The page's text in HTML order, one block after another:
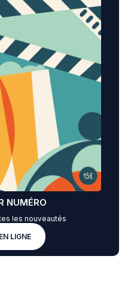
NUMÉRO
les nouveautés
LIGNE